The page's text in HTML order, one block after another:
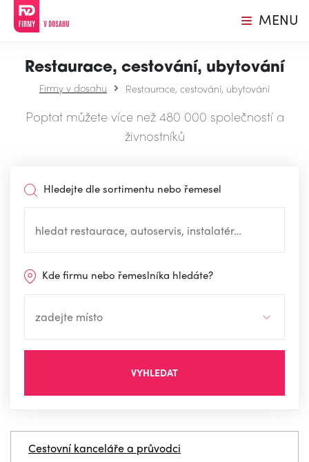
MENU
Restaurace, cestování, ubytování
Firmy v dosahu Restaurace, cestování, ubytování
Poptat můžete více než 480 000 společností a
živnostníků
Hledejte dle sortimentu nebo řemesel
Kde firmu nebo řemeslníka hledáte?
VYHLEDAT
Cestovní kanceláře a průvodci